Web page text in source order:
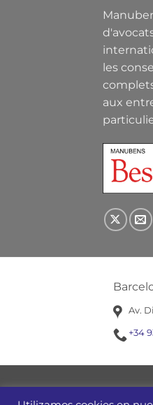
Av.
+34
les
aux